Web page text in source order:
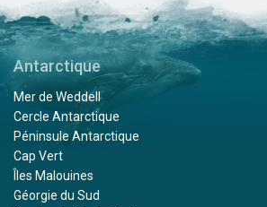
Antarctique
Mer de Weddell
Cercle Antarctique
Péninsule Antarctique
Cap Vert
Îles Malouines
Géorgie du Sud